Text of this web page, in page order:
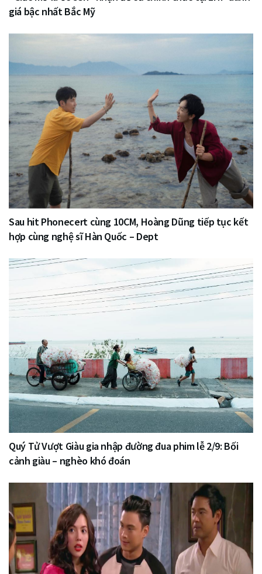
giá bậc nhất Bắc Mỹ
Sau hit Phonecert cùng 10CM, Hoàng Dũng tiếp tục kết
hợp cùng nghệ sĩ Hàn Quốc – Dept
Quý Tử Vượt Giàu gia nhập đường đua phim lễ 2/9: Bối
cảnh giàu – nghèo khó đoán